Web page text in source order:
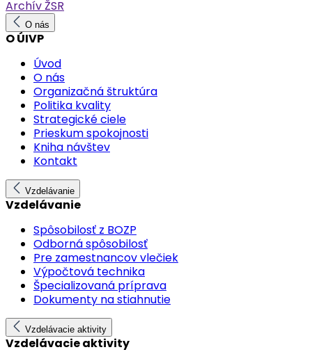
Archív ŽSR
O nás
O ÚIVP
Úvod
O nás
Organizačná štruktúra
Politika kvality
Strategické ciele
Prieskum spokojnosti
Kniha návštev
Kontakt
Vzdelávanie
Vzdelávanie
Spôsobilosť z BOZP
Odborná spôsobilosť
Pre zamestnancov vlečiek
Výpočtová technika
Špecializovaná príprava
Dokumenty na stiahnutie
Vzdelávacie aktivity
Vzdelávacie aktivity